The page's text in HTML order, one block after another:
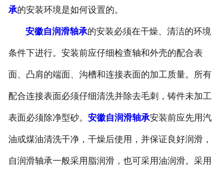
承的安装环境是如何设置的。
安徽自润滑轴承的安装必须在干燥、清洁的环境
条件下进行。安装前应仔细检查轴和外壳的配合表
面、凸肩的端面、沟槽和连接表面的加工质量。所有
配合连接表面必须仔细清洗并除去毛刺，铸件未加工
表面必须除净型砂。 安徽自润滑轴承安装前应先用汽
油或煤油清洗干净，干燥后使用，并保证良好润滑，
自润滑轴承一般采用脂润滑，也可采用油润滑。采用